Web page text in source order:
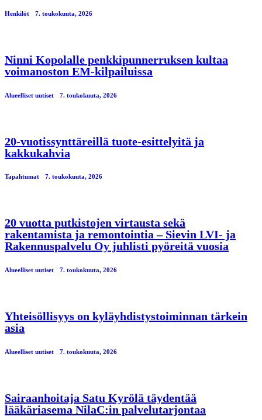
Henkilöt 7. toukokuuta, 2026
Ninni Kopolalle penkkipunnerruksen kultaa
voimanoston EM-kilpailuissa
Alueelliset uutiset 7. toukokuuta, 2026
20-vuotissynttäreillä tuote-esittelyitä ja
kakkukahvia
Tapahtumat 7. toukokuuta, 2026
20 vuotta putkistojen virtausta sekä
rakentamista ja remontointia – Sievin LVI- ja
Rakennuspalvelu Oy juhlisti pyöreitä vuosia
Alueelliset uutiset 7. toukokuuta, 2026
Yhteisöllisyys on kyläyhdistystoiminnan tärkein
asia
Alueelliset uutiset 7. toukokuuta, 2026
Sairaanhoitaja Satu Kyrölä täydentää
lääkäriasema NilaC:in palvelutarjontaa